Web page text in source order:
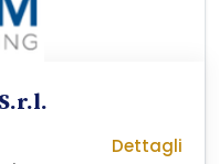
Dettagli